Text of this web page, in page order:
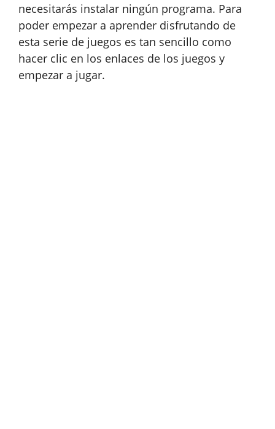
necesitarás instalar ningún programa. Para
poder empezar a aprender disfrutando de
esta serie de juegos es tan sencillo como
hacer clic en los enlaces de los juegos y
empezar a jugar.